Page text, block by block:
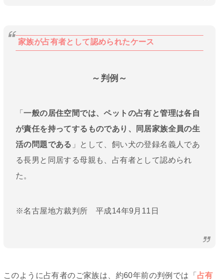
家族が占有者として認められたケース
～判例～
「一般の居住空間では、ペットの占有と管理は各自
が責任を持ってするものであり、同居家族全員の生
活の問題である 」として、飼い犬の登録名義人であ
る長男と同居する母親も、占有者として認められ
た。
※名古屋地方裁判所 平成14年9月11日
このように占有者のご家族は、約60年前の判例では「 占有